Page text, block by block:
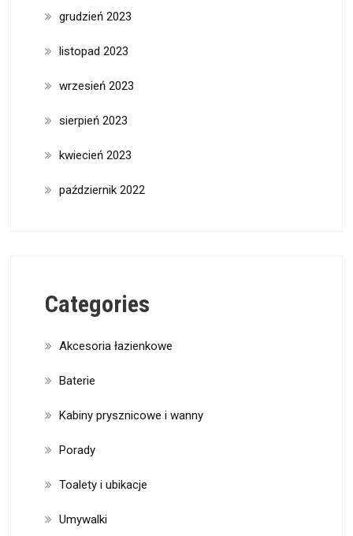
grudzień 2023
listopad 2023
wrzesień 2023
sierpień 2023
kwiecień 2023
październik 2022
Categories
Akcesoria łazienkowe
Baterie
Kabiny prysznicowe i wanny
Porady
Toalety i ubikacje
Umywalki